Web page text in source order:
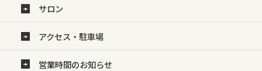
サロン
アクセス・駐車場
営業時間のお知らせ